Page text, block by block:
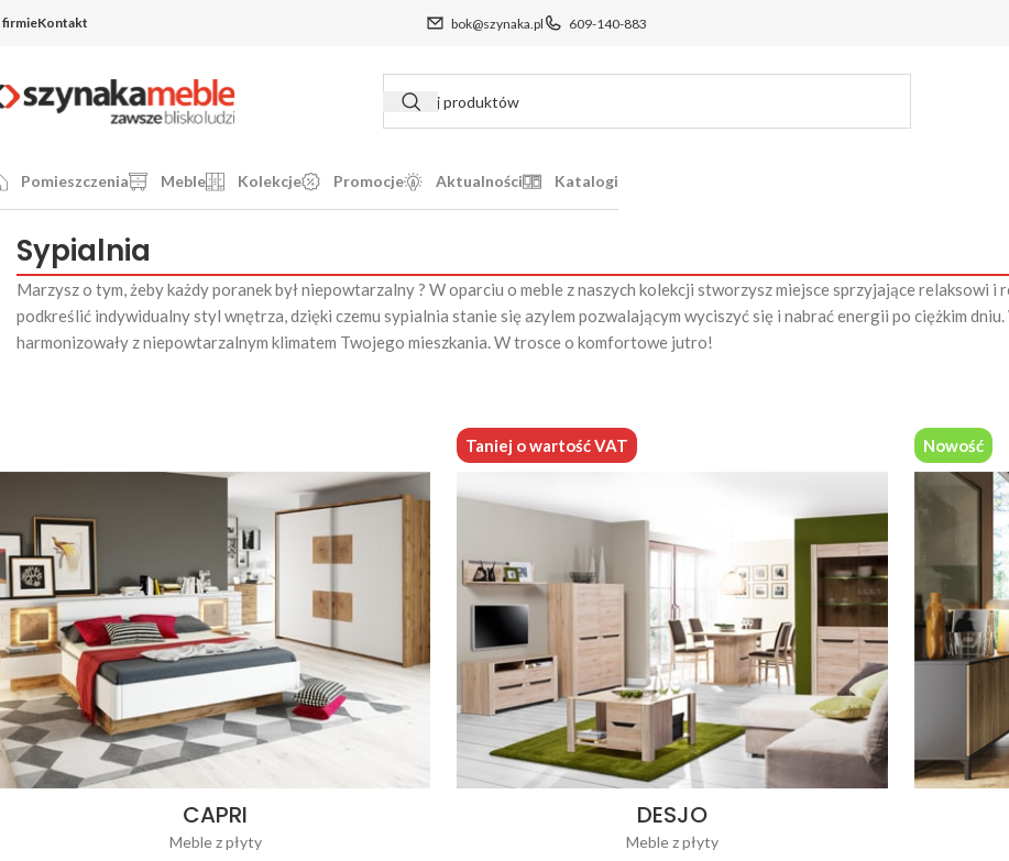
firmieKontakt bok@szynaka.pl 609-140-883
Pomieszczenia Meble Kolekcje Promocje Aktualności Katalogi
Sypialnia
Marzysz o tym, żeby każdy poranek był niepowtarzalny ? W oparciu o meble z naszych kolekcji stworzysz miejsce sprzyjające relaksowi
podkreślić indywidualny styl wnętrza, dzięki czemu sypialnia stanie się azylem pozwalającym wyciszyć się i nabrać energii po ciężkim
harmonizowały z niepowtarzalnym klimatem Twojego mieszkania. W trosce o komfortowe jutro!
CAPRI
Meble z płyty
Taniej o wartość VAT
DESJO
Meble z płyty
Nowość